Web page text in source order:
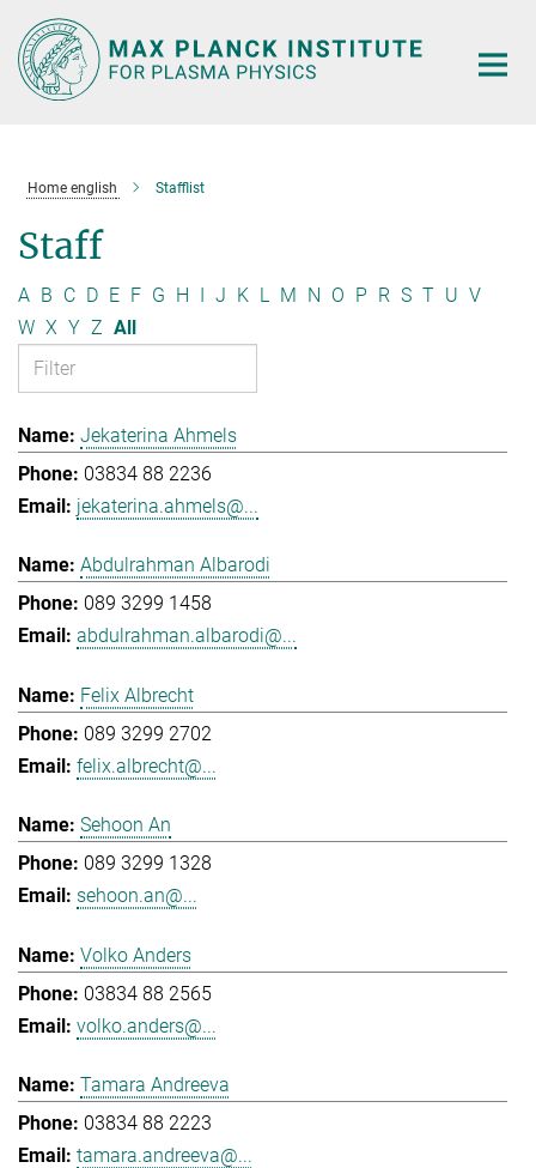
Main-
Content
Home english Stafflist
Staff
A B C D E F G H I J K L M N O P R S T U V
W X Y Z All
Jekaterina Ahmels
03834 88 2236
jekaterina.ahmels@...
Abdulrahman Albarodi
089 3299 1458
abdulrahman.albarodi@...
Felix Albrecht
089 3299 2702
felix.albrecht@...
Sehoon An
089 3299 1328
sehoon.an@...
Volko Anders
03834 88 2565
volko.anders@...
Tamara Andreeva
03834 88 2223
tamara.andreeva@...